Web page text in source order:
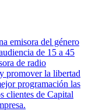
emisora del género
de 15 a 45
de radio
promover la libertad
programación las
clientes de Capital